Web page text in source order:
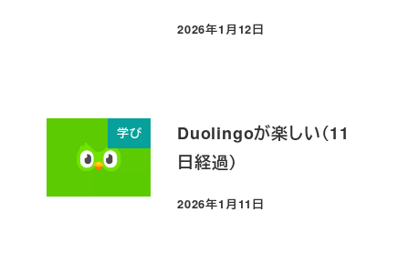
投稿日
2026年1月12日
学び
Duolingoが楽しい（11
日経過）
投稿日
2026年1月11日